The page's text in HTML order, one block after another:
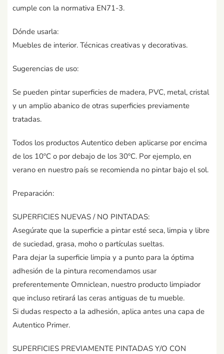
cumple con la normativa EN71-3.
Dónde usarla:
Muebles de interior. Técnicas creativas y decorativas.
Sugerencias de uso:
Se pueden pintar superficies de madera, PVC, metal, cristal
y un amplio abanico de otras superficies previamente
tratadas.
Todos los productos Autentico deben aplicarse por encima
de los 10ºC o por debajo de los 30ºC. Por ejemplo, en
verano en nuestro país se recomienda no pintar bajo el sol.
Preparación:
SUPERFICIES NUEVAS / NO PINTADAS:
Asegúrate que la superficie a pintar esté seca, limpia y libre
de suciedad, grasa, moho o partículas sueltas.
Para dejar la superficie limpia y a punto para la óptima
adhesión de la pintura recomendamos usar
preferentemente Omniclean, nuestro producto limpiador
que incluso retirará las ceras antiguas de tu mueble.
Si dudas respecto a la adhesión, aplica antes una capa de
Autentico Primer.
SUPERFICIES PREVIAMENTE PINTADAS Y/O CON